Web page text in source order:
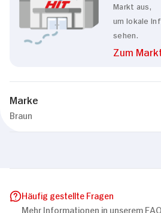
Markt aus,
um lokale
sehen.
Zum
Marke
Braun
Häufig gestellte Fragen
Mehr Informationen in unserem FAQ